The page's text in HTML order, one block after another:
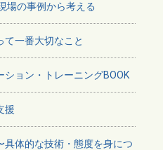
場の事例から考える
一番大切なこと
ョン・トレーニングBOOK
援
体的な技術・態度を身につ